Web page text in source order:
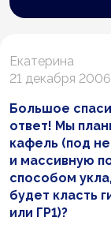
Екатерина
21 декабря 2006
Большое
ответ! Мы
кафель (под
и массивную
способом
будет класть
или ГР1)?